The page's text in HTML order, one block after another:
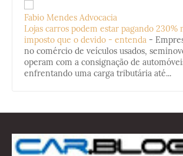
Fabio Mendes Advocacia
Lojas carros podem estar pagando 230%
imposto que o devido - entenda -
no comércio de veículos usados,
operam com a consignação de
enfrentando uma carga tributária até...